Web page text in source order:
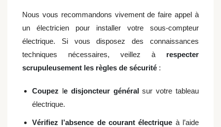
Nous vous recommandons vivement de faire appel à
un électricien pour installer votre sous-compteur
électrique. Si vous disposez des connaissances
techniques nécessaires, veillez à respecter
scrupuleusement les règles de sécurité :
Coupez le disjoncteur généralsur votre tableau
électrique.
Vérifiez l’absence de courant électrique à l’aide